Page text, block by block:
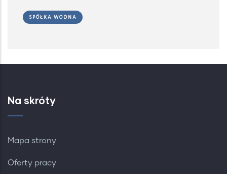
SPÓŁKA WODNA
Na skróty
Mapa strony
Oferty pracy